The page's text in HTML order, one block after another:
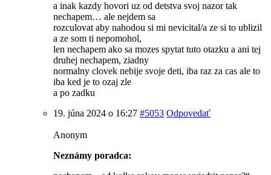
a inak kazdy hovori uz od detstva svoj nazor tak
nechapem… ale nejdem sa
rozculovat aby nahodou si mi nevicital/a ze si to ublizil
a ze som ti nepomohol,
len nechapem ako sa mozes spytat tuto otazku a ani tej
druhej nechapem, ziadny
normalny clovek nebije svoje deti, iba raz za cas ale to
iba ked je to ozaj zle
a po zadku
19. júna 2024 o 16:27 #5053 Odpovedať
Anonym
Neznámy poradca: